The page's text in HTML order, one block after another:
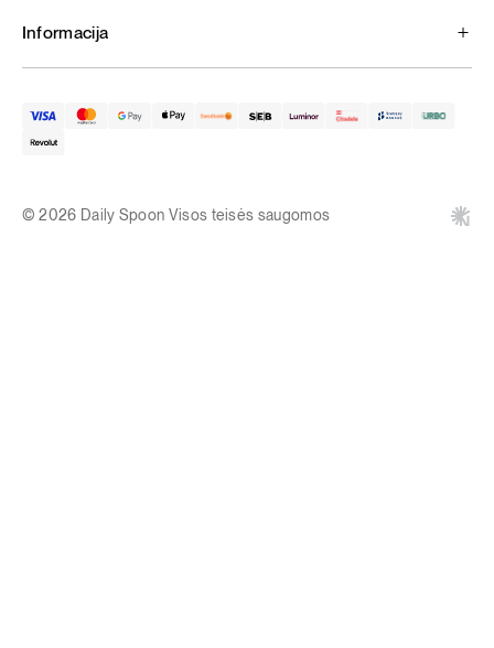
Informacija
© 2026 Daily Spoon Visos teisės saugomos